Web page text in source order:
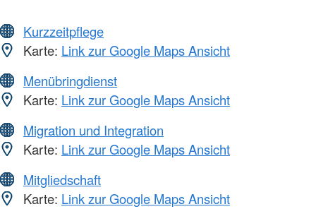
Kurzzeitpflege
Karte: Link zur Google Maps Ansicht
Menübringdienst
Karte: Link zur Google Maps Ansicht
Migration und Integration
Karte: Link zur Google Maps Ansicht
Mitgliedschaft
Karte: Link zur Google Maps Ansicht